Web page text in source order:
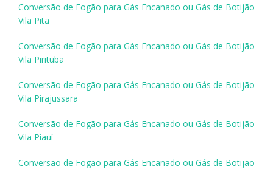
Conversão de Fogão para Gás Encanado ou Gás de Botijão
Vila Pita
Conversão de Fogão para Gás Encanado ou Gás de Botijão
Vila Pirituba
Conversão de Fogão para Gás Encanado ou Gás de Botijão
Vila Pirajussara
Conversão de Fogão para Gás Encanado ou Gás de Botijão
Vila Piauí
Conversão de Fogão para Gás Encanado ou Gás de Botijão